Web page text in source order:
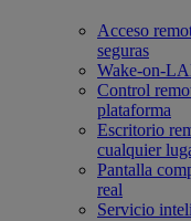
Acceso
seguras
Wake-on-
Control
plataforma
Escritorio
cualquier
Pantalla
real
Servicio